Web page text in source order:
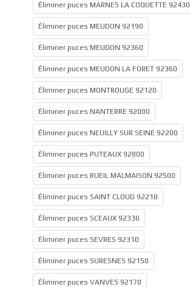
Éliminer puces MARNES LA COQUETTE 92430
Éliminer puces MEUDON 92190
Éliminer puces MEUDON 92360
Éliminer puces MEUDON LA FORET 92360
Éliminer puces MONTROUGE 92120
Éliminer puces NANTERRE 92000
Éliminer puces NEUILLY SUR SEINE 92200
Éliminer puces PUTEAUX 92800
Éliminer puces RUEIL MALMAISON 92500
Éliminer puces SAINT CLOUD 92210
Éliminer puces SCEAUX 92330
Éliminer puces SEVRES 92310
Éliminer puces SURESNES 92150
Éliminer puces VANVES 92170